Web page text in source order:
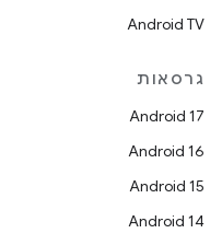
Android TV
גרסאות
Android 17
Android 16
Android 15
Android 14